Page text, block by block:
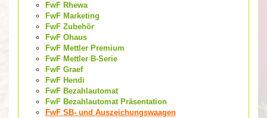
FwF Rhewa
FwF Marketing
FwF Zubehör
FwF Ohaus
FwF Mettler Premium
FwF Mettler B-Serie
FwF Graef
FwF Hendi
FwF Bezahlautomat
FwF Bezahlautomat Präsentation
FwF SB- und Auszeichungswaagen